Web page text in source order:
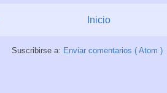
Inicio
Suscribirse a: Enviar comentarios ( Atom )